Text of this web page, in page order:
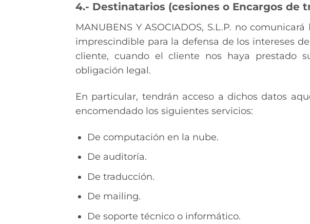
4.- Destinatarios (cesiones o Encargos de
MANUBENS Y ASOCIADOS, S.L.P. no
imprescindible para la defensa de los intereses
cliente, cuando el cliente nos haya prestado
obligación legal.
En particular, tendrán acceso a dichos datos
encomendado los siguientes servicios:
De computación en la nube.
De auditoría.
De traducción.
De mailing.
De soporte técnico o informático.